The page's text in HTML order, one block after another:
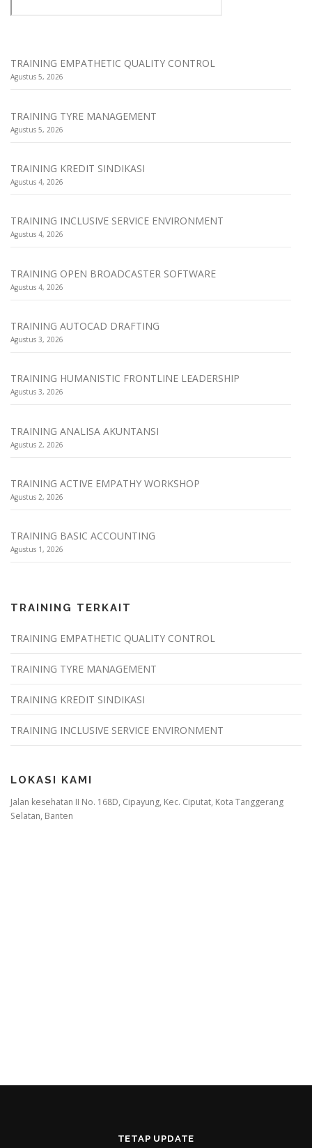
TRAINING EMPATHETIC QUALITY CONTROL
Agustus 5, 2026
TRAINING TYRE MANAGEMENT
Agustus 5, 2026
TRAINING KREDIT SINDIKASI
Agustus 4, 2026
TRAINING INCLUSIVE SERVICE ENVIRONMENT
Agustus 4, 2026
TRAINING OPEN BROADCASTER SOFTWARE
Agustus 4, 2026
TRAINING AUTOCAD DRAFTING
Agustus 3, 2026
TRAINING HUMANISTIC FRONTLINE LEADERSHIP
Agustus 3, 2026
TRAINING ANALISA AKUNTANSI
Agustus 2, 2026
TRAINING ACTIVE EMPATHY WORKSHOP
Agustus 2, 2026
TRAINING BASIC ACCOUNTING
Agustus 1, 2026
TRAINING TERKAIT
TRAINING EMPATHETIC QUALITY CONTROL
TRAINING TYRE MANAGEMENT
TRAINING KREDIT SINDIKASI
TRAINING INCLUSIVE SERVICE ENVIRONMENT
LOKASI KAMI
Jalan kesehatan II No. 168D, Cipayung, Kec. Ciputat, Kota Tanggerang
Selatan, Banten
TETAP UPDATE